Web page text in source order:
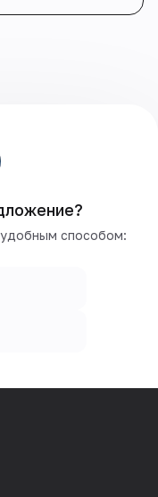
способом: